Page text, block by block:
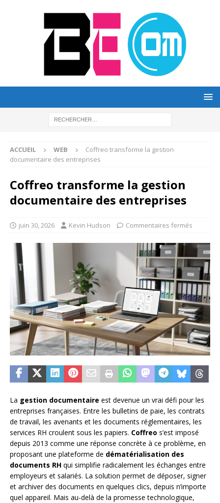
ACCUEIL WEB
Coffreo transforme la gestion
documentaire des entreprises
Coffreo transforme la gestion
documentaire des entreprises
juin 30, 2026 Kevin Hudson Commentaires fermés
La gestion documentaire est devenue un vrai défi pour les
entreprises françaises. Entre les bulletins de paie, les contrats
de travail, les avenants et les documents réglementaires, les
services RH croulent sous les papiers. Coffreo s’est imposé
depuis 2013 comme une réponse concrète à ce problème, en
proposant une plateforme de dématérialisation des
documents RH qui simplifie radicalement les échanges entre
employeurs et salariés. La solution permet de déposer, signer
et archiver des documents en quelques clics, depuis n’importe
quel appareil. Mais au-delà de la promesse technologique,